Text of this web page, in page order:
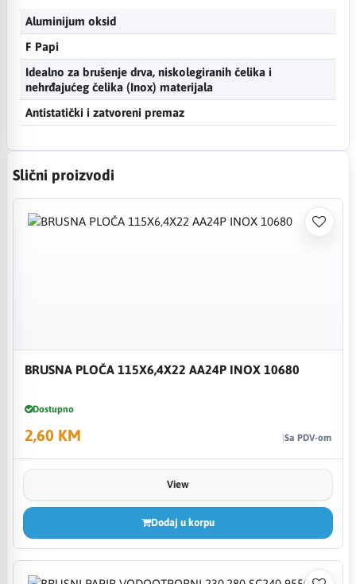
Aluminijum oksid
F Papi
Idealno za brušenje drva, niskolegiranih čelika i
nehrđajućeg čelika (Inox) materijala
Antistatički i zatvoreni premaz
Slični proizvodi
BRUSNA PLOČA 115X6,4X22 AA24P INOX 10680
Dostupno
2,60 KM Sa PDV-om
View
Dodaj u korpu